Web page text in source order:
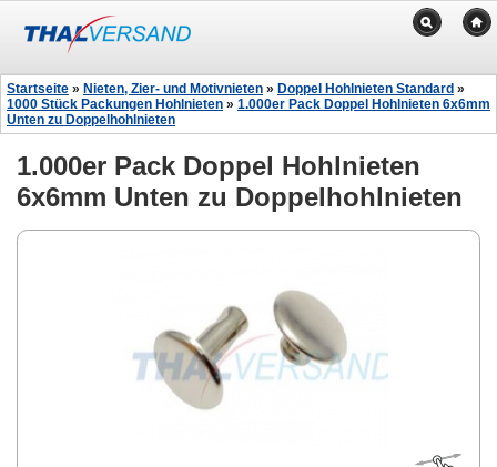
Startseite » Nieten, Zier- und Motivnieten » Doppel Hohlnieten Standard »
1000 Stück Packungen Hohlnieten » 1.000er Pack Doppel Hohlnieten 6x6mm
Unten zu Doppelhohlnieten
1.000er Pack Doppel Hohlnieten
6x6mm Unten zu Doppelhohlnieten